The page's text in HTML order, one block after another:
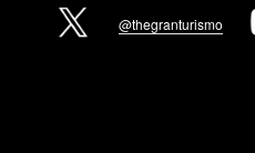
@thegranturismo